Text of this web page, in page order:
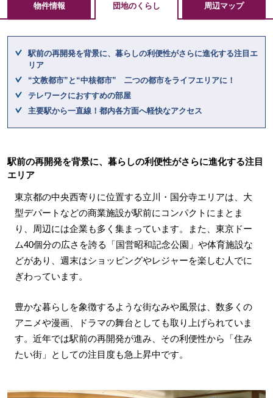
り
物件情報 団地のくらし 周辺マップ
駅前の再開発を背景に、暮らしの利便性がさらに進化する注目エ
リア
“文教都市”と“中核都市” 二つの都市をライフエリアに！
テレワークにおすすめの部屋
主要駅から一直線！都内各方面へ軽快なアクセス
駅前の再開発を背景に、暮らしの利便性がさらに進化する注目
エリア
東京都の中央西寄りに位置する立川・国分寺エリアは、大
型デパートなどの商業施設が駅前にコンパクトにまとま
り、周辺には企業も多く集まっています。また、東京ドー
ム40個分の広さを誇る「国営昭和記念公園」や体育施設な
どがあり、週末はショッピングやレジャーを楽しむ人でに
ぎわっています。
豊かな暮らしを象徴するような街なみや風景は、数多くの
アニメや漫画、ドラマの舞台としても取り上げられていま
す。近年では駅前の再開発が進み、その利便性から「住み
たい街」としての注目度も急上昇中です。